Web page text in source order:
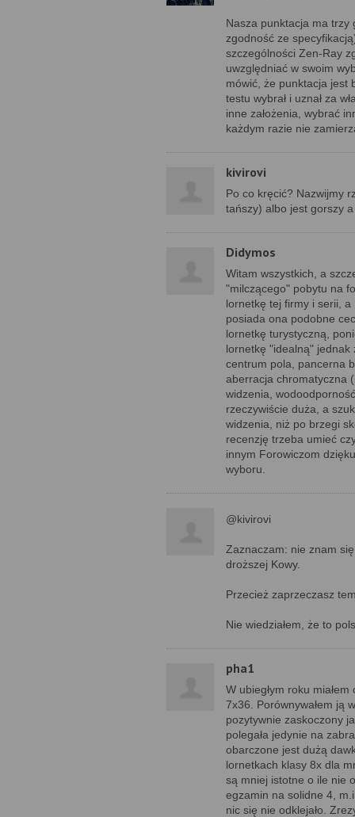
Nasza punktacja ma
zgodność ze
szczególności Zen-Ray
uwzględniać w swoim
mówić, że punktacja jest
testu wybrał i uznał za
inne założenia, wybrać
każdym razie nie
kivirovi
Po co kręcić? Nazwijmy
tańszy) albo jest gorszy
Didymos
Witam wszystkich, a
"milczącego" pobytu na
lornetkę tej firmy i serii,
posiada ona podobne
lornetkę turystyczną,
lornetkę "idealną" jednak
centrum pola, pancerna
aberracja chromatyczna
widzenia,
rzeczywiście duża, a
widzenia, niż po brzegi
recenzję trzeba umieć
innym Forowiczom
wyboru.
@kivirovi
Zaznaczam: nie znam
droższej Kowy.
Przecież zaprzeczasz
Nie wiedziałem, że to
pha1
W ubiegłym roku
7x36. Porównywałem ją
pozytywnie zaskoczony
polegała jedynie na
obarczone jest dużą
lornetkach klasy 8x dla
są mniej istotne o ile nie
egzamin na solidne 4,
nic się nie odklejało.